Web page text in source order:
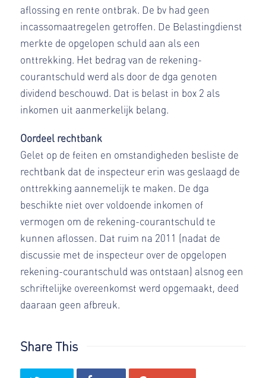
aflossing en rente ontbrak. De bv had geen
incassomaatregelen getroffen. De Belastingdienst
merkte de opgelopen schuld aan als een
onttrekking. Het bedrag van de rekening-
courantschuld werd als door de dga genoten
dividend beschouwd. Dat is belast in box 2 als
inkomen uit aanmerkelijk belang.
Oordeel rechtbank
Gelet op de feiten en omstandigheden besliste de
rechtbank dat de inspecteur erin was geslaagd de
onttrekking aannemelijk te maken. De dga
beschikte niet over voldoende inkomen of
vermogen om de rekening-courantschuld te
kunnen aflossen. Dat ruim na 2011 (nadat de
discussie met de inspecteur over de opgelopen
rekening-courantschuld was ontstaan) alsnog een
schriftelijke overeenkomst werd opgemaakt, deed
daaraan geen afbreuk.
Share This